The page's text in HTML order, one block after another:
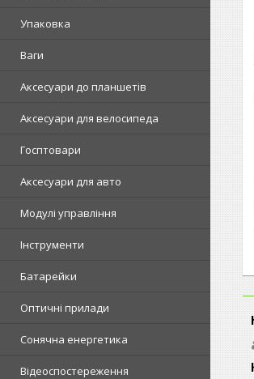
Упаковка
Ваги
Аксесуари до планшетів
Аксесуари для велосипеда
Госптовари
Аксесуари для авто
Модулі управління
Інструменти
Батарейки
Оптичні прилади
Сонячна енергетика
Відеоспостереження